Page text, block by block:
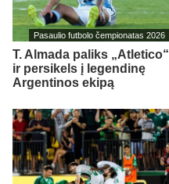
Pasaulio futbolo čempionatas 2026
T. Almada paliks „Atletico“
ir persikels į legendinę
Argentinos ekipą